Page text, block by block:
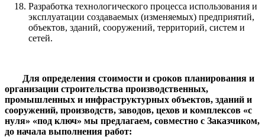
Разработка технологического процесса использования и
эксплуатации создаваемых (изменяемых) предприятий,
объектов, зданий, сооружений, территорий, систем и
сетей.
Для определения стоимости и сроков планирования и
организации строительства производственных,
промышленных и инфраструктурных объектов, зданий и
сооружений, производств, заводов, цехов и комплексов «с
нуля» «под ключ» мы предлагаем, совместно с Заказчиком,
до начала выполнения работ: